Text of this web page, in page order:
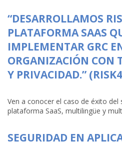
“DESARROLLAMOS
PLATAFORMA SAAS
IMPLEMENTAR GRC
ORGANIZACIÓN CON
Y PRIVACIDAD.”
Ven a conocer el caso de éxito del
plataforma SaaS, multilingüe y
SEGURIDAD EN